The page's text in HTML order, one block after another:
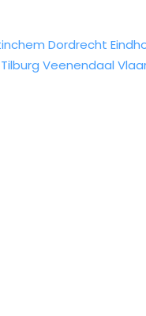
Dordrecht
Tilburg Veenendaal